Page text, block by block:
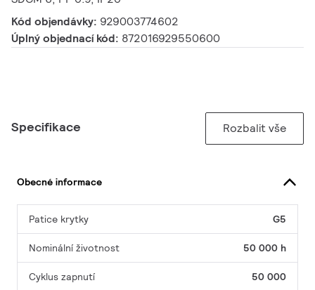
Kód objendávky: 929003774602
Úplný objednací kód: 872016929550600
Specifikace Rozbalit vše
Obecné informace
Patice krytky G5
Nominální životnost 50 000 h
Cyklus zapnutí 50 000